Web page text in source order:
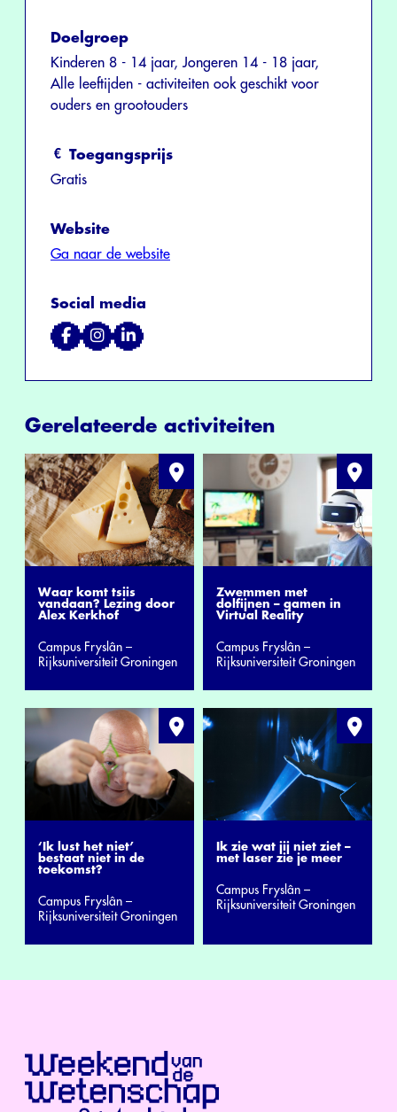
Doelgroep
Kinderen 8 - 14 jaar, Jongeren 14 - 18 jaar,
Alle leeftijden - activiteiten ook geschikt voor
ouders en grootouders
Toegangsprijs
Gratis
Website
Ga naar de website
Social media
Gerelateerde activiteiten
Waar komt tsiis
vandaan? Lezing door
Alex Kerkhof
Campus Fryslân –
Rijksuniversiteit Groningen
Zwemmen met
dolfijnen – gamen in
Virtual Reality
Campus Fryslân –
Rijksuniversiteit Groningen
‘Ik lust het niet’
bestaat niet in de
toekomst?
Campus Fryslân –
Rijksuniversiteit Groningen
Ik zie wat jij niet ziet –
met laser zie je meer
Campus Fryslân –
Rijksuniversiteit Groningen